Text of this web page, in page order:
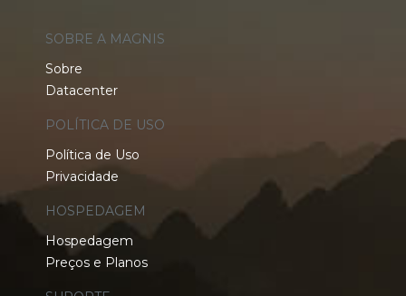
SOBRE A MAGNIS
Sobre
Datacenter
POLÍTICA DE USO
Política de Uso
Privacidade
HOSPEDAGEM
Hospedagem
Preços e Planos